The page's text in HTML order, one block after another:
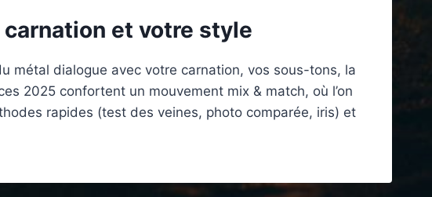
et votre style
métal dialogue avec votre carnation, vos sous-tons, la
2025 confortent un mouvement mix & match, où l’on
rapides (test des veines, photo comparée, iris) et